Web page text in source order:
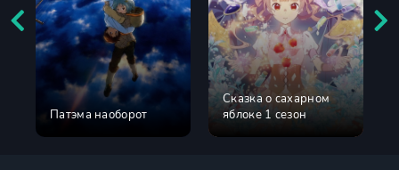
Патэма наоборот
Сказка о сахарном
яблоке 1 сезон